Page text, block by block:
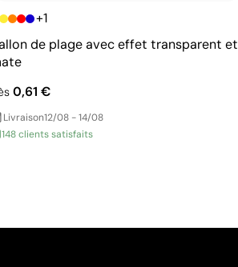
+1
de plage avec effet transparent et
0,61 €
Livraison12/08 - 14/08
148 clients satisfaits